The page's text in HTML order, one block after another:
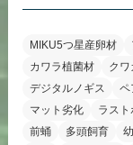
MIKU5つ星産卵材
カワラ植菌材
クワ
デジタルノギス
ペ
マット劣化
ラス
前蛹
多頭飼育